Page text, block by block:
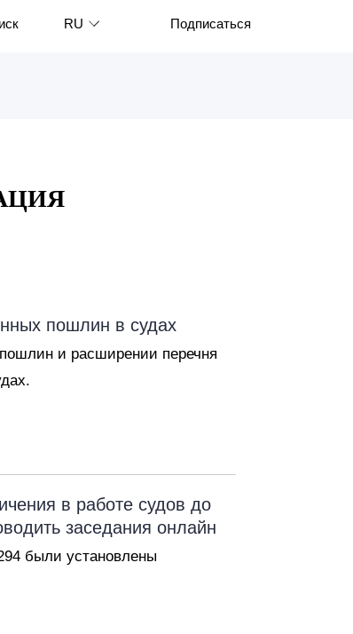
Закрыть
RU
Português
Подписаться
пошлин в судах
и расширении перечня
в работе судов до
заседания онлайн
были установлены